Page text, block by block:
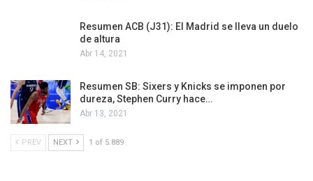
Resumen ACB (J31): El Madrid se lleva un duelo
de altura
Abr 14, 2021
Resumen SB: Sixers y Knicks se imponen por
dureza, Stephen Curry hace…
Abr 13, 2021
PREV NEXT 1 of 5.889